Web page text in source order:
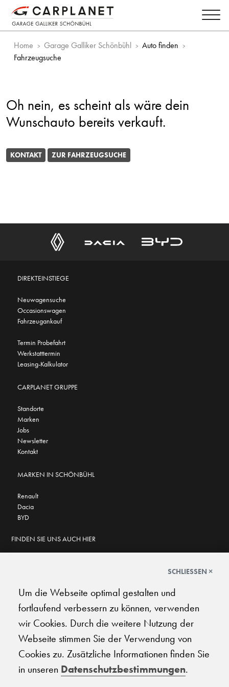
Home Garage Galliker Schönbühl
Auto finden
Fahrzeugsuche
Oh nein, es scheint als wäre dein
Wunschauto bereits verkauft.
KONTAKT ZUR FAHRZEUGSUCHE
DIREKTEINSTIEGE
Neuwagensuche
Occasionswagen
Fahrzeugankauf
Termin Probefahrt
Werkstatttermin
Leasing-Kalkulator
CARPLANET GRUPPE
Standorte
Marken
Jobs
Newsletter
Kontakt
MARKEN IN SCHÖNBÜHL
Renault
Dacia
BYD
FINDEN SIE UNS AUCH HIER
4.6 ★★★★★
★★★★★
© 2026 Carplanet Galliker
SCHLIESSEN ×
Um die Webseite optimal gestalten und
fortlaufend verbessern zu können, verwenden
wir Cookies. Durch die weitere Nutzung der
Webseite stimmen Sie der Verwendung von
Cookies zu. Zusätzliche Informationen finden Sie
in unseren Datenschutzbestimmungen.